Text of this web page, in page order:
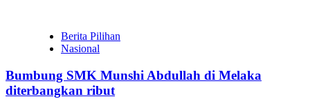
Berita Pilihan
Nasional
Bumbung SMK Munshi Abdullah di Melaka
diterbangkan ribut